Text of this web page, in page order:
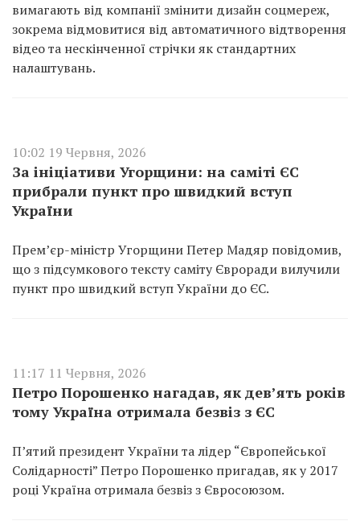
вимагають від компанії змінити дизайн соцмереж,
зокрема відмовитися від автоматичного відтворення
відео та нескінченної стрічки як стандартних
налаштувань.
10:02 19 Червня, 2026
За ініціативи Угорщини: на саміті ЄС
прибрали пункт про швидкий вступ
України
Прем’єр-міністр Угорщини Петер Мадяр повідомив,
що з підсумкового тексту саміту Євроради вилучили
пункт про швидкий вступ України до ЄС.
11:17 11 Червня, 2026
Петро Порошенко нагадав, як дев’ять років
тому Україна отримала безвіз з ЄС
П’ятий президент України та лідер “Європейської
Солідарності” Петро Порошенко пригадав, як у 2017
році Україна отримала безвіз з Євросоюзом.